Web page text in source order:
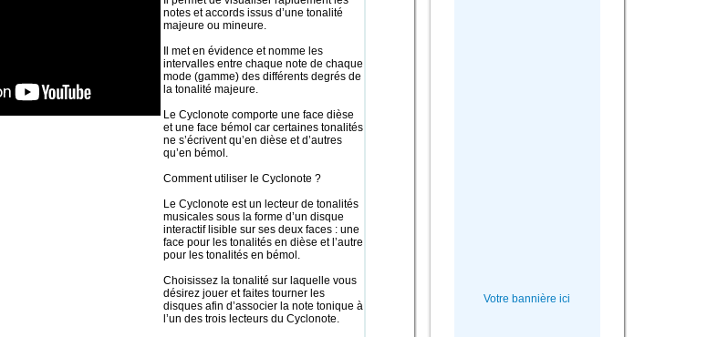
notes et accords issus d’une tonalité
majeure ou mineure.
Il met en évidence et nomme les
intervalles entre chaque note de chaque
mode (gamme) des différents degrés de
la tonalité majeure.
Le Cyclonote comporte une face dièse
et une face bémol car certaines tonalités
ne s’écrivent qu’en dièse et d’autres
qu’en bémol.
Comment utiliser le Cyclonote ?
Le Cyclonote est un lecteur de tonalités
musicales sous la forme d’un disque
interactif lisible sur ses deux faces : une
face pour les tonalités en dièse et l’autre
pour les tonalités en bémol.
Choisissez la tonalité sur laquelle vous
désirez jouer et faites tourner les
disques afin d’associer la note tonique à
l’un des trois lecteurs du Cyclonote.
Votre bannière ici